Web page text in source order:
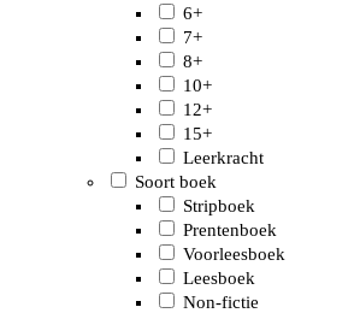
6+
7+
8+
10+
12+
15+
Leerkracht
Soort boek
Stripboek
Prentenboek
Voorleesboek
Leesboek
Non-fictie